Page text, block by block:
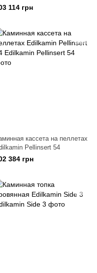
114 грн
кассета на пеллетах
Pellinsert 54
384 грн